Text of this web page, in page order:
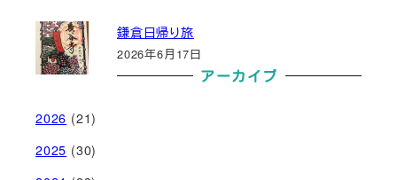
鎌倉日帰り旅
2026年6月17日
アーカイブ
2026 (21)
2025 (30)